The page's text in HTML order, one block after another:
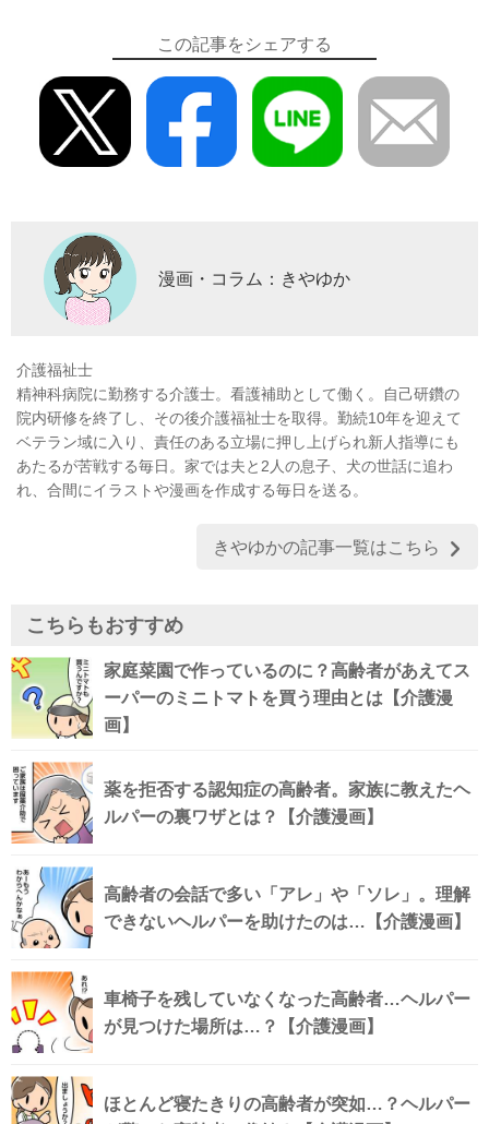
この記事をシェアする
漫画・コラム：きやゆか
介護福祉士
精神科病院に勤務する介護士。看護補助として働く。自己研鑽の
院内研修を終了し、その後介護福祉士を取得。勤続10年を迎えて
ベテラン域に入り、責任のある立場に押し上げられ新人指導にも
あたるが苦戦する毎日。家では夫と2人の息子、犬の世話に追わ
れ、合間にイラストや漫画を作成する毎日を送る。
きやゆかの記事一覧はこちら
こちらもおすすめ
家庭菜園で作っているのに？高齢者があえてス
ーパーのミニトマトを買う理由とは【介護漫
画】
薬を拒否する認知症の高齢者。家族に教えたヘ
ルパーの裏ワザとは？【介護漫画】
高齢者の会話で多い「アレ」や「ソレ」。理解
できないヘルパーを助けたのは…【介護漫画】
車椅子を残していなくなった高齢者…ヘルパー
が見つけた場所は…？【介護漫画】
ほとんど寝たきりの高齢者が突如…？ヘルパー